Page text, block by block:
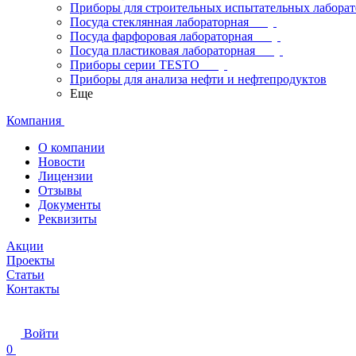
Приборы для строительных испытательных
Посуда стеклянная лабораторная
Посуда фарфоровая лабораторная
Посуда пластиковая лабораторная
Приборы серии TESTO
Приборы для анализа нефти и нефтепродуктов
Еще
Компания
О компании
Новости
Лицензии
Отзывы
Документы
Реквизиты
Акции
Проекты
Статьи
Контакты
Войти
0